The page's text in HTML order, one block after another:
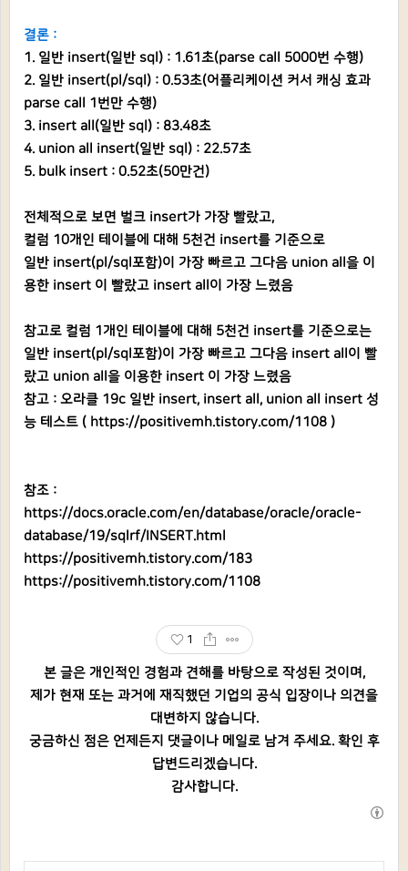
결론 :
1. 일반 insert(일반 sql) : 1.61초(parse call 5000번 수행)
2. 일반 insert(pl/sql) : 0.53초(어플리케이션 커서 캐싱 효과
parse call 1번만 수행)
3. insert all(일반 sql) : 83.48초
4. union all insert(일반 sql) : 22.57초
5. bulk insert : 0.52초(50만건)
전체적으로 보면 벌크 insert가 가장 빨랐고,
컬럼 10개인 테이블에 대해 5천건 insert를 기준으로
일반 insert(pl/sql포함)이 가장 빠르고 그다음 union all을 이
용한 insert 이 빨랐고 insert all이 가장 느렸음
참고로 컬럼 1개인 테이블에 대해 5천건 insert를 기준으로는
일반 insert(pl/sql포함)이 가장 빠르고 그다음 insert all이 빨
랐고 union all을 이용한 insert 이 가장 느렸음
참고 : 오라클 19c 일반 insert, insert all, union all insert 성
능 테스트 ( https://positivemh.tistory.com/1108 )
참조 :
https://docs.oracle.com/en/database/oracle/oracle-
database/19/sqlrf/INSERT.html
https://positivemh.tistory.com/183
https://positivemh.tistory.com/1108
1
본 글은 개인적인 경험과 견해를 바탕으로 작성된 것이며,
제가 현재 또는 과거에 재직했던 기업의 공식 입장이나 의견을
대변하지 않습니다.
궁금하신 점은 언제든지 댓글이나 메일로 남겨 주세요. 확인 후
답변드리겠습니다.
감사합니다.